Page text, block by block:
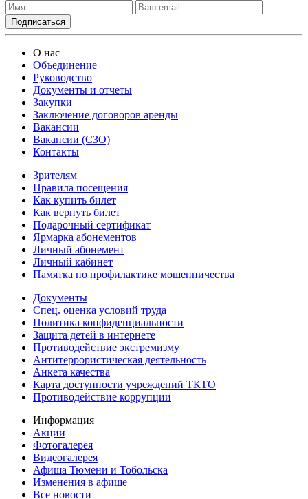
О нас
Объединение
Руководство
Документы и отчеты
Закупки
Заключение договоров аренды
Вакансии
Вакансии (СЗО)
Контакты
Зрителям
Правила посещения
Как купить билет
Как вернуть билет
Подарочный сертификат
Ярмарка абонементов
Личный абонемент
Личный кабинет
Памятка по профилактике мошенничества
Документы
Спец. оценка условий труда
Политика конфиденциальности
Защита детей в интернете
Противодействие экстремизму
Антитеррористическая деятельность
Анкета качества
Карта доступности учреждений ТКТО
Противодействие коррупции
Информация
Акции
Фотогалерея
Видеогалерея
Афиша Тюмени и Тобольска
Изменения в афише
Все новости